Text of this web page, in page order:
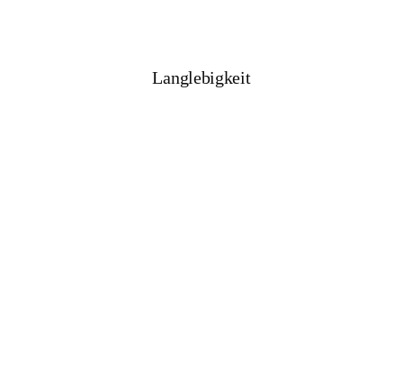
Langlebigkeit